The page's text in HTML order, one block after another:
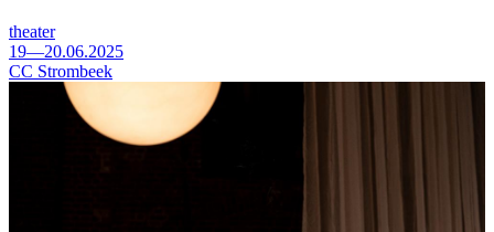
theater
19—20.06.2025
CC Strombeek